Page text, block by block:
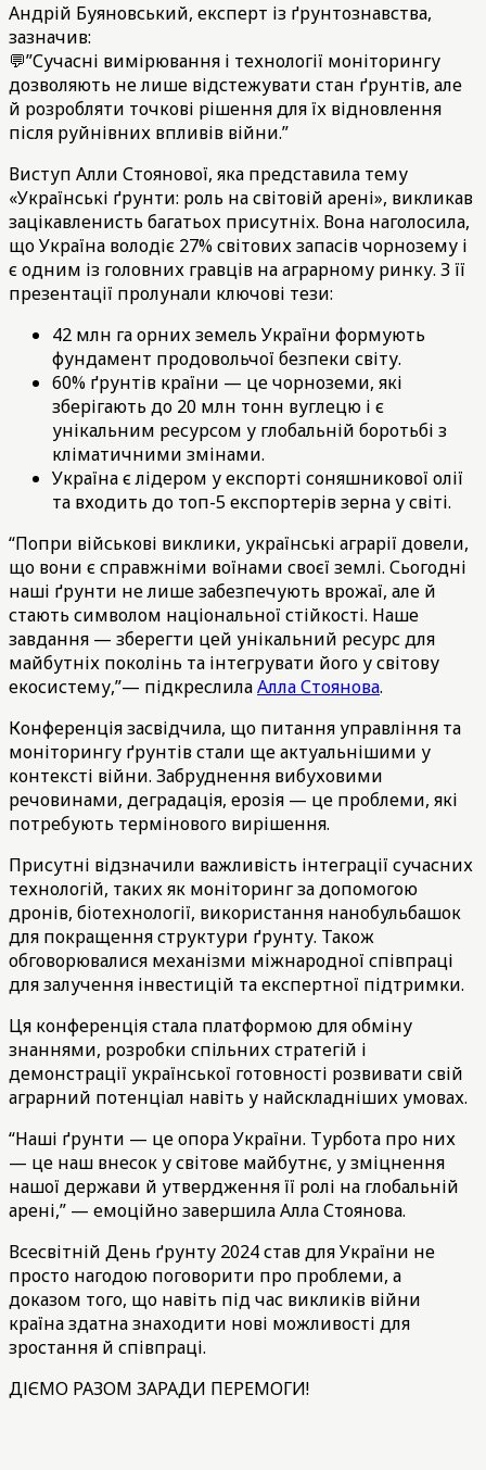
Андрій Буяновський, експерт із ґрунтознавства,
зазначив:
💬”Сучасні вимірювання і технології моніторингу
дозволяють не лише відстежувати стан ґрунтів, але
й розробляти точкові рішення для їх відновлення
після руйнівних впливів війни.”
Виступ Алли Стоянової, яка представила тему
«Українські ґрунти: роль на світовій арені», викликав
зацікавленисть багатьох присутніх. Вона наголосила,
що Україна володіє 27% світових запасів чорнозему і
є одним із головних гравців на аграрному ринку. З її
презентації пролунали ключові тези:
42 млн га орних земель України формують
фундамент продовольчої безпеки світу.
60% ґрунтів країни — це чорноземи, які
зберігають до 20 млн тонн вуглецю і є
унікальним ресурсом у глобальній боротьбі з
кліматичними змінами.
Україна є лідером у експорті соняшникової олії
та входить до топ-5 експортерів зерна у світі.
“Попри військові виклики, українські аграрії довели,
що вони є справжніми воїнами своєї землі. Сьогодні
наші ґрунти не лише забезпечують врожаї, але й
стають символом національної стійкості. Наше
завдання — зберегти цей унікальний ресурс для
майбутніх поколінь та інтегрувати його у світову
екосистему,”— підкреслилаАлла Стоянова.
Конференція засвідчила, що питання управління та
моніторингу ґрунтів стали ще актуальнішими у
контексті війни. Забруднення вибуховими
речовинами, деградація, ерозія — це проблеми, які
потребують термінового вирішення.
Присутні відзначили важливість інтеграції сучасних
технологій, таких як моніторинг за допомогою
дронів, біотехнології, використання нанобульбашок
для покращення структури ґрунту. Також
обговорювалися механізми міжнародної співпраці
для залучення інвестицій та експертної підтримки.
Ця конференція стала платформою для обміну
знаннями, розробки спільних стратегій і
демонстрації української готовності розвивати свій
аграрний потенціал навіть у найскладніших умовах.
“Наші ґрунти — це опора України. Турбота про них
— це наш внесок у світове майбутнє, у зміцнення
нашої держави й утвердження її ролі на глобальній
арені,” — емоційно завершила Алла Стоянова.
Всесвітній День ґрунту 2024 став для України не
просто нагодою поговорити про проблеми, а
доказом того, що навіть під час викликів війни
країна здатна знаходити нові можливості для
зростання й співпраці.
ДІЄМО РАЗОМ ЗАРАДИ ПЕРЕМОГИ!